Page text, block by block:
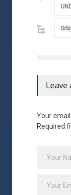
Leave
Your
Required